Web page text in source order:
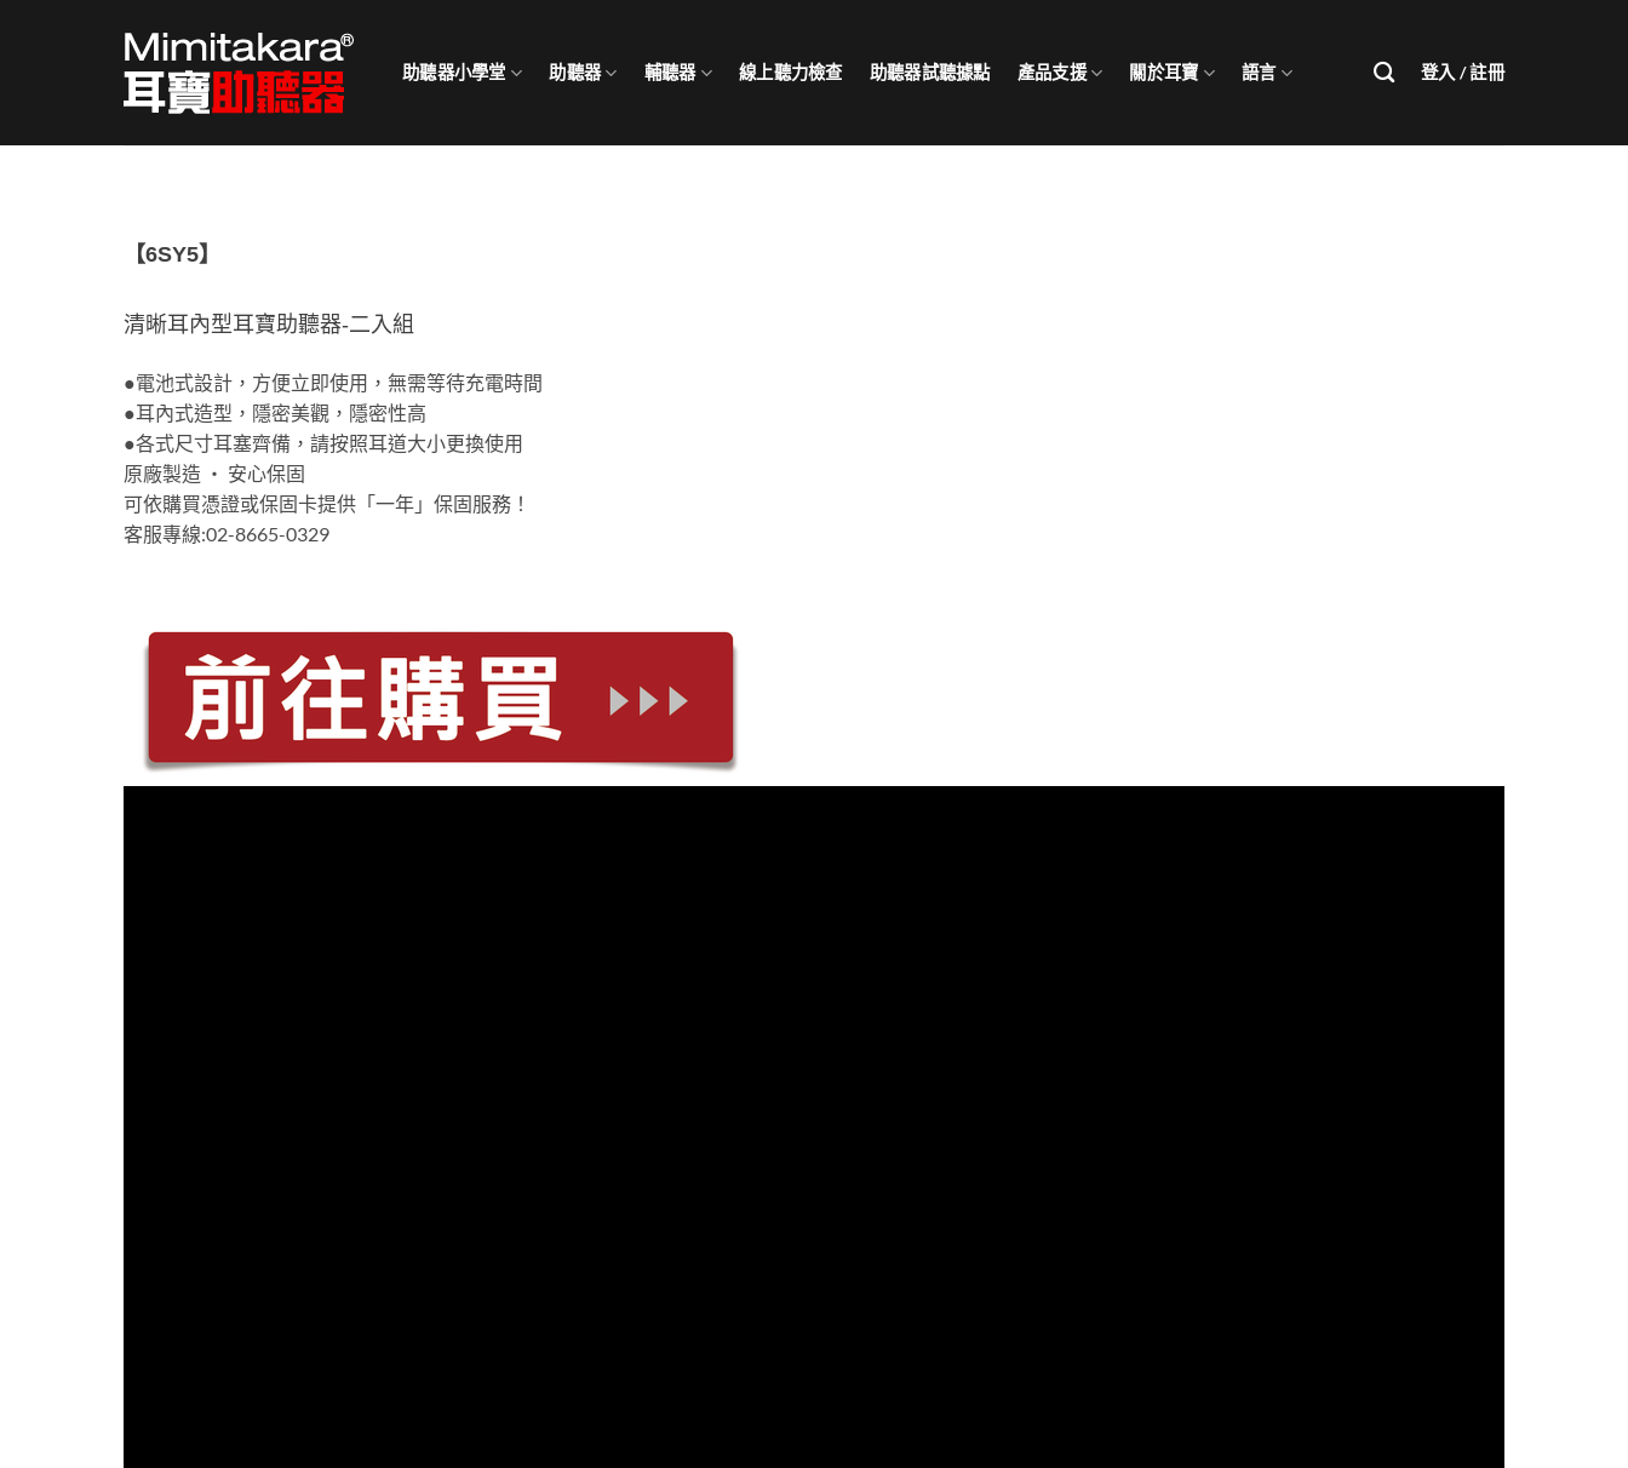
助聽器小學堂 助聽器 輔聽器 線上聽力檢查 助聽器試聽據點 產品支援 關於耳寶 語言 登入 / 註冊
【6SY5】
​清晰耳內型耳寶助聽器-二入組
●電池式設計，方便立即使用，無需等待充電時間
●耳內式造型，隱密美觀，隱密性高
●各式尺寸耳塞齊備，請按照耳道大小更換使用
原廠製造 ‧ 安心保固
可依購買憑證或保固卡提供「一年」保固服務！
客服專線:02-8665-0329